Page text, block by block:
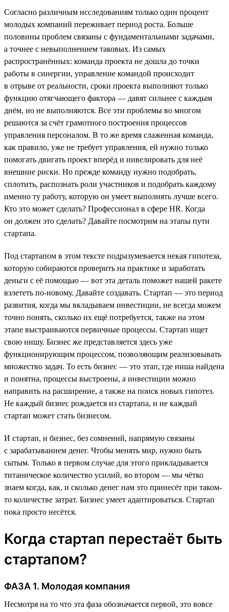
Согласно различным исследованиям только один процент
молодых компаний переживает период роста. Больше
половины проблем связаны с фундаментальными задачами,
а точнее с невыполнением таковых. Из самых
распространённых: команда проекта не дошла до точки
работы в синергии, управление командой происходит
в отрыве от реальности, сроки проекта выполняют только
функцию отягчающего фактора — давят сильнее с каждым
днём, но не выполняются. Все эти проблемы во многом
решаются за счёт грамотного построения процессов
управления персоналом. В то же время слаженная команда,
как правило, уже не требует управления, ей нужно только
помогать двигать проект вперёд и нивелировать для неё
внешние риски. Но прежде команду нужно подобрать,
сплотить, распознать роли участников и подобрать каждому
именно ту работу, которую он умеет выполнять лучше всего.
Кто это может сделать? Профессионал в сфере HR. Когда
он должен это сделать? Давайте посмотрим на этапы пути
стартапа.
Под стартапом в этом тексте подразумевается некая гипотеза,
которую собираются проверить на практике и заработать
деньги с её помощью — вот эта деталь поможет нашей ракете
взлететь по-новому. Давайте создавать. Стартап — это период
развития, когда мы вкладываем инвестиции, не всегда можем
точно понять, сколько их ещё потребуется, также на этом
этапе выстраиваются первичные процессы. Стартап ищет
свою нишу. Бизнес же представляется здесь уже
функционирующим процессом, позволяющим реализовывать
множество задач. То есть бизнес — это этап, где ниша найдена
и понятна, процессы выстроены, а инвестиции можно
направить на расширение, а также на поиск новых гипотез.
Не каждый бизнес рождается из стартапа, и не каждый
стартап может стать бизнесом.
И стартап, и бизнес, без сомнений, напрямую связаны
с зарабатыванием денег. Чтобы менять мир, нужно быть
сытым. Только в первом случае для этого прикладывается
титаническое количество усилий, во втором — мы чётко
знаем когда, как, и сколько денег нам это принесёт при таком-
то количестве затрат. Бизнес умеет адаптироваться. Стартап
пока просто несётся.
Когда стартап перестаёт быть
стартапом?
ФАЗА 1. Молодая компания
Несмотря на то что эта фаза обозначается первой, это вовсе